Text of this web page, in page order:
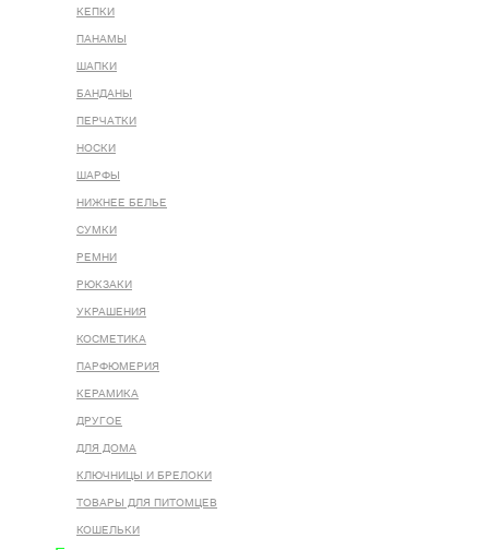
КЕПКИ
ПАНАМЫ
ШАПКИ
БАНДАНЫ
ПЕРЧАТКИ
НОСКИ
ШАРФЫ
НИЖНЕЕ БЕЛЬЕ
СУМКИ
РЕМНИ
РЮКЗАКИ
УКРАШЕНИЯ
КОСМЕТИКА
ПАРФЮМЕРИЯ
КЕРАМИКА
ДРУГОЕ
ДЛЯ ДОМА
КЛЮЧНИЦЫ И БРЕЛОКИ
ТОВАРЫ ДЛЯ ПИТОМЦЕВ
КОШЕЛЬКИ